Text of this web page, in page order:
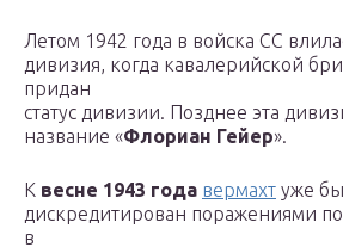
Летом 1942 года в войска СС
дивизия, когда кавалерийской
придан
статус дивизии. Позднее эта
название «Флориан Гейер».
К весне 1943 года вермахт уже
дискредитирован поражениями
в